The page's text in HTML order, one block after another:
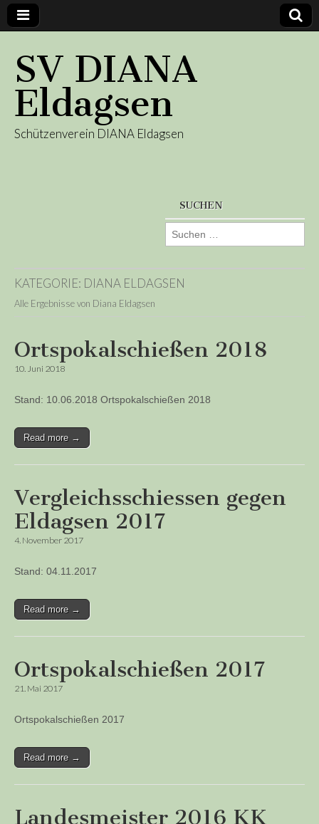
SV DIANA
Eldagsen
Schützenverein DIANA Eldagsen
SUCHEN
Suchen
nach:
KATEGORIE: DIANA ELDAGSEN
Alle Ergebnisse von Diana Eldagsen
Ortspokalschießen 2018
10. Juni 2018
Stand: 10.06.2018 Ortspokalschießen 2018
Read more →
Vergleichsschiessen gegen
Eldagsen 2017
4. November 2017
Stand: 04.11.2017
Read more →
Ortspokalschießen 2017
21. Mai 2017
Ortspokalschießen 2017
Read more →
Landesmeister 2016 KK